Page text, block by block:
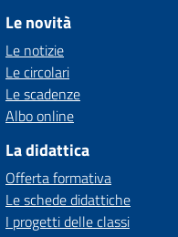
Le novità
Le notizie
Le circolari
Le scadenze
Albo online
La didattica
Offerta formativa
Le schede didattiche
I progetti delle classi